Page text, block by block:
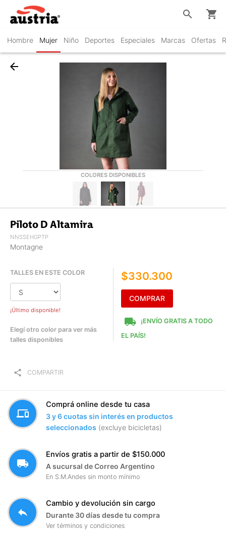
Hombre Mujer Niño Deportes Especiales Marcas Ofertas
search shopping_cart
COLORES DISPONIBLES
arrow_back
Piloto D Altamira
NNSSEHGPTP
Montagne
TALLES EN ESTE COLOR
¡Último disponible!
Elegí otro color para ver más
talles disponibles
$330.300
COMPRAR
local_shipping
¡ENVÍO GRATIS A TODO
EL PAÍS!
share COMPARTIR
devices
Comprá online desde tu casa
3 y 6 cuotas sin interés en productos
seleccionados (excluye bicicletas)
local_shipping
Envíos gratis a partir de $150.000
A sucursal de Correo Argentino
En S.M.Andes sin monto mínimo
reply
Cambio y devolución sin cargo
Durante 30 días desde tu compra
Ver términos y condiciones